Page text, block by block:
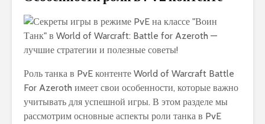
Роль танка в PvE контенте World of Warcraft Battle
For Azeroth имеет свои особенности, которые важно
учитывать для успешной игры. В этом разделе мы
рассмотрим основные аспекты роли танка в PvE